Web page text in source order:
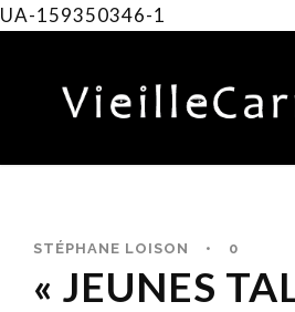
UA-159350346-1
STÉPHANE LOISON • 0
« JEUNES